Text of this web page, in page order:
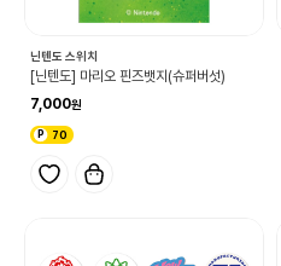
닌텐도 스위치
[닌텐도] 마리오 핀즈뱃지(슈퍼버섯)
7,000
70